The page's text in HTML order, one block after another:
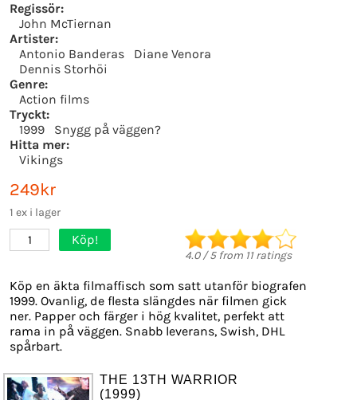
Regissör:
John McTiernan
Artister:
Antonio Banderas
Diane Venora
Dennis Storhöi
Genre:
Action films
Tryckt:
1999
Snygg på väggen?
Hitta mer:
Vikings
249kr
1 ex i lager
1 Köp!
4.0/5from 11ratings
Köp en äkta filmaffisch som satt utanför biografen
1999. Ovanlig, de flesta slängdes när filmen gick
ner. Papper och färger i hög kvalitet, perfekt att
rama in på väggen. Snabb leverans, Swish, DHL
spårbart.
THE 13TH WARRIOR
(1999)